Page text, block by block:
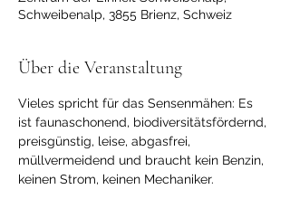
Schweibenalp, 3855 Brienz, Schweiz
Über die Veranstaltung
Vieles spricht für das Sensenmähen: Es
ist faunaschonend, biodiversitätsfördernd,
preisgünstig, leise, abgasfrei,
müllvermeidend und braucht kein Benzin,
keinen Strom, keinen Mechaniker.